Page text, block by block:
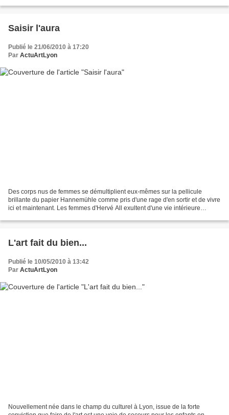
Saisir l'aura
Publié le 21/06/2010 à 17:20
Par ActuArtLyon
Des corps nus de femmes se démultiplient eux-mêmes sur la pellicule
brillante du papier Hannemühle comme pris d'une rage d'en sortir et de vivre
ici et maintenant. Les femmes d'Hervé All exultent d'une vie intérieure
L'art fait du bien...
Publié le 10/05/2010 à 13:42
Par ActuArtLyon
Nouvellement née dans le champ du culturel à Lyon, issue de la forte